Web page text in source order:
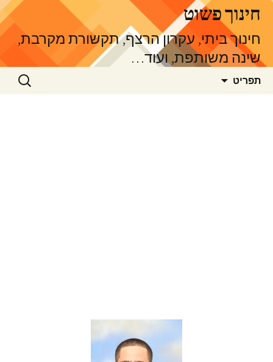
לדלג
לתוכןחינוך פשוט
חינוך ביתי, עקרון הרצף, תקשורת מקרבת,
שינה משותפת, ועוד…
תפריט חיפוש: